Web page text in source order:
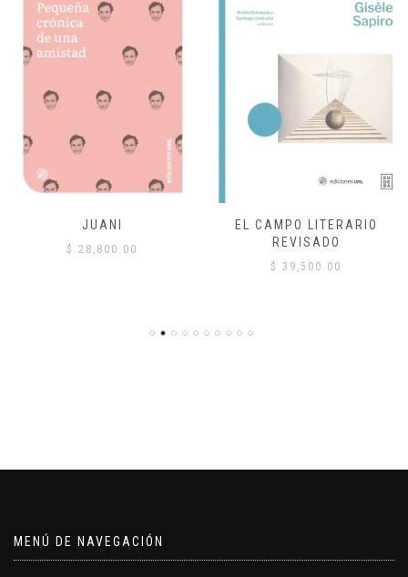
JUANI
$ 28,800.00
EL CAMPO LITERARIO
REVISADO
$ 39,500.00
MENÚ DE NAVEGACIÓN